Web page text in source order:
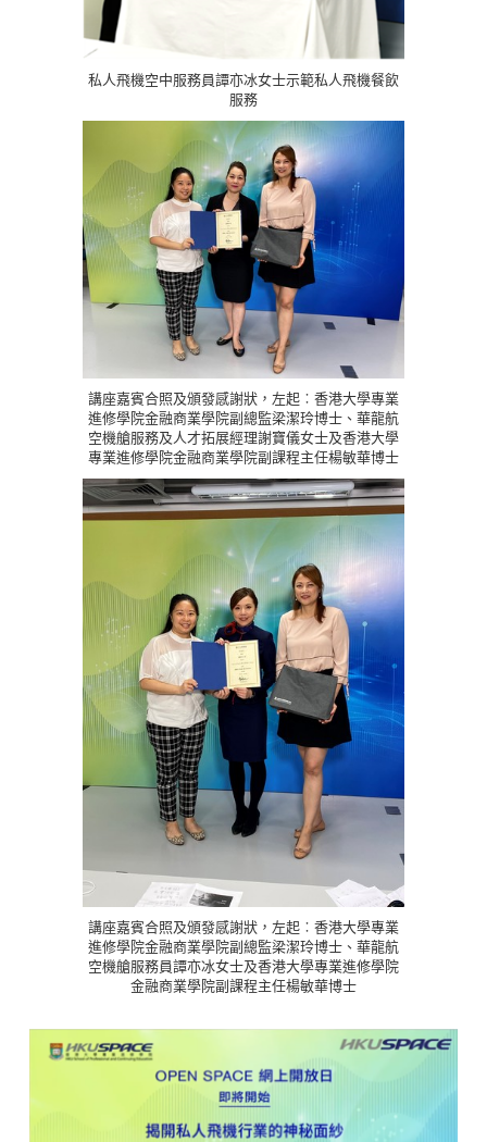
私人飛機空中服務員譚亦冰女士示範私人飛機餐飲
服務
講座嘉賓合照及頒發感謝狀，左起︰香港大學專業
進修學院金融商業學院副總監梁潔玲博士、華龍航
空機艙服務及人才拓展經理謝寶儀女士及香港大學
專業進修學院金融商業學院副課程主任楊敏華博士
講座嘉賓合照及頒發感謝狀，左起︰香港大學專業
進修學院金融商業學院副總監梁潔玲博士、華龍航
空機艙服務員譚亦冰女士及香港大學專業進修學院
金融商業學院副課程主任楊敏華博士